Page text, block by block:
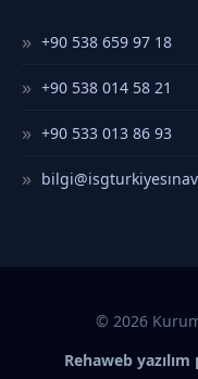
+90 538 659 97 18
+90 538 014 58 21
+90 533 013 86 93
© 2026
Rehaweb